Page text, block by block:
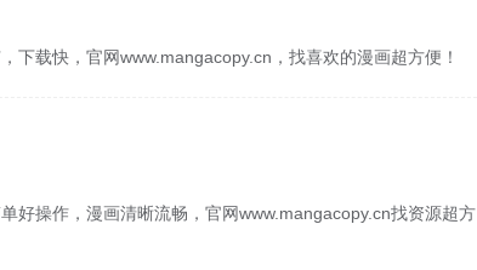
下载快，官网www.mangacopy.cn，找喜欢的漫画超方便！
好操作，漫画清晰流畅，官网www.mangacopy.cn找资源超方